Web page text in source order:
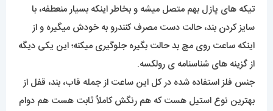
تیکه های پازل بهم متصل میشه و بخاطر اینکه بسیار منعطفه، با
سایز کردن بند، حالت دست مصرف کنندرو به خودش میگیره و از
اینکه ساعت روی مچ بد حالت بگیره جلوگیری میکنه؛ این یکی دیگه
از گزینه های شناسنامه ی رولکسه.
جنس فلز استفاده شده در کل این ساعت از جمله قاب، بند، قفل از
بهترین نوع استیل هست که هم رنگش کاملاً ثابت هست هم دوام